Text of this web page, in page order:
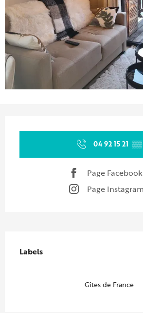
04 92 15 21 ▒▒
Page Facebook
Page Instagram
Labels
Labels
Gîtes de France